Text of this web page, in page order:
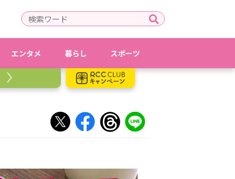
エンタメ 暮らし スポーツ